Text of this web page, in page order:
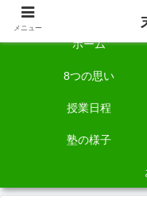
自称「一宮でい
ホーム
8つの思い
授業日程
塾の様子
メニュー